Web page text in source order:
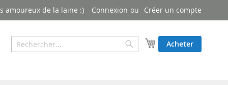
amoureux de la laine :) Connexion Créer un compte
Mon panier
Acheter
Rechercher
Rechercher